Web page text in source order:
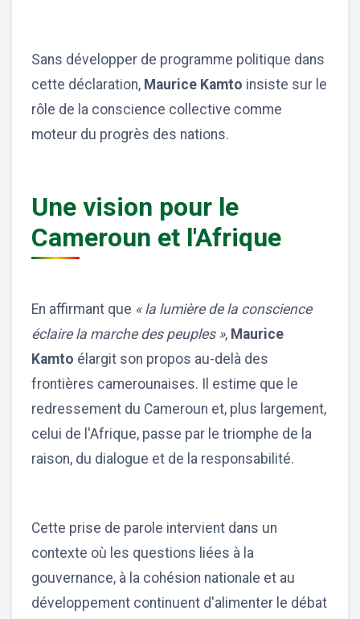
Sans développer de programme politique dans
cette déclaration, Maurice Kamto insiste sur le
rôle de la conscience collective comme
moteur du progrès des nations.
Une vision pour le
Cameroun et l'Afrique
En affirmant que « la lumière de la conscience
éclaire la marche des peuples », Maurice
Kamto élargit son propos au-delà des
frontières camerounaises. Il estime que le
redressement du Cameroun et, plus largement,
celui de l'Afrique, passe par le triomphe de la
raison, du dialogue et de la responsabilité.
Cette prise de parole intervient dans un
contexte où les questions liées à la
gouvernance, à la cohésion nationale et au
développement continuent d'alimenter le débat